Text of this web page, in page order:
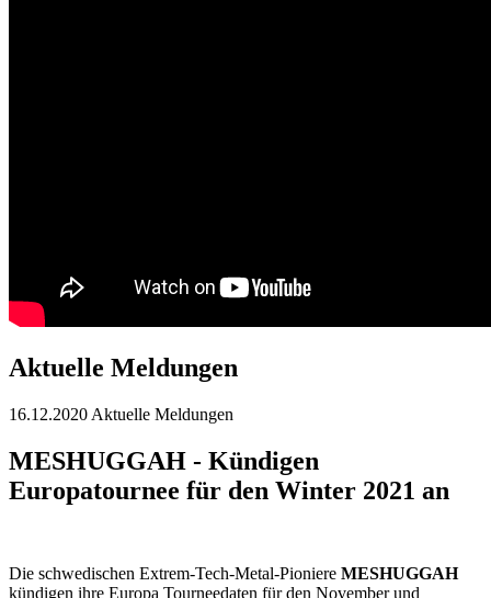
Aktuelle Meldungen
16.12.2020 Aktuelle Meldungen
MESHUGGAH - Kündigen
Europatournee für den Winter 2021 an
Die schwedischen Extrem-Tech-Metal-Pioniere MESHUGGAH
kündigen ihre Europa Tourneedaten für den November und